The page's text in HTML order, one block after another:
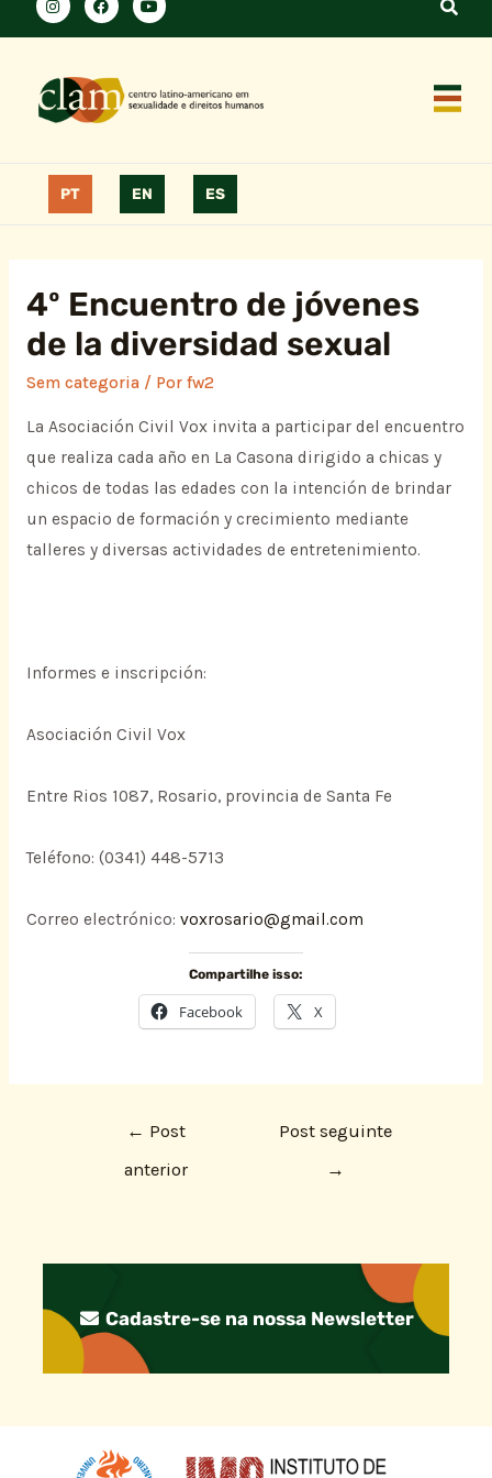
PT EN ES
4º Encuentro de jóvenes
de la diversidad sexual
Sem categoria/ Por fw2
La Asociación Civil Vox invita a participar del encuentro
que realiza cada año en La Casona dirigido a chicas y
chicos de todas las edades con la intención de brindar
un espacio de formación y crecimiento mediante
talleres y diversas actividades de entretenimiento.
Informes e inscripción:
Asociación Civil Vox
Entre Rios 1087, Rosario, provincia de Santa Fe
Teléfono: (0341) 448-5713
Correo electrónico: voxrosario@gmail.com
Compartilhe isso:
Facebook X
← Post
anterior
Post seguinte
→
Cadastre-se na nossa Newsletter